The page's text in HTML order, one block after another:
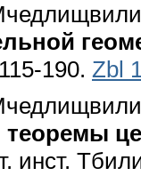
190. Zbl
инст.